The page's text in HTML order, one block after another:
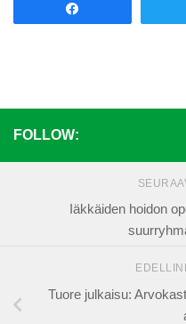
FOLLOW:
Iäkkäiden hoidon
Tuore julkaisu: